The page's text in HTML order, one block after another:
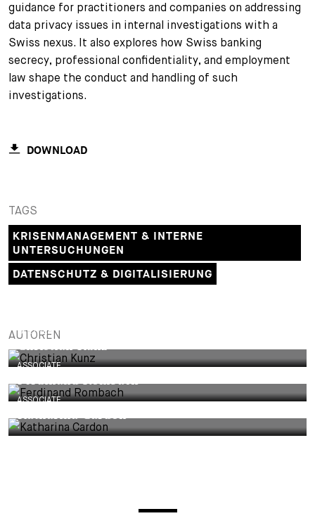
Kurzpraktikanten
Administration
Assistenzen
Fragen und Antworten
Spontanbewerbung
Ihre Karriere bei uns
guidance for practitioners and companies on addressing
data privacy issues in internal investigations with a
Swiss nexus. It also explores how Swiss banking
secrecy, professional confidentiality, and employment
law shape the conduct and handling of such
investigations.
DOWNLOAD
TAGS
KRISENMANAGEMENT & INTERNE
UNTERSUCHUNGEN
DATENSCHUTZ & DIGITALISIERUNG
AUTOREN
PARTNER
Christian Kunz
ASSOCIATE
Ferdinand Rombach
ASSOCIATE
Katharina Cardon